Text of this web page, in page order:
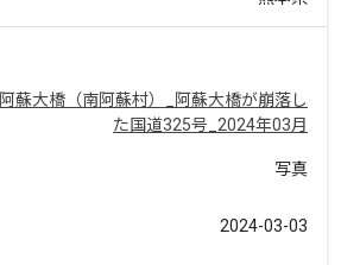
蘇大橋（南阿蘇村）_阿蘇大橋が崩落し
た国道325号_2024年03月
写真
2024-03-03